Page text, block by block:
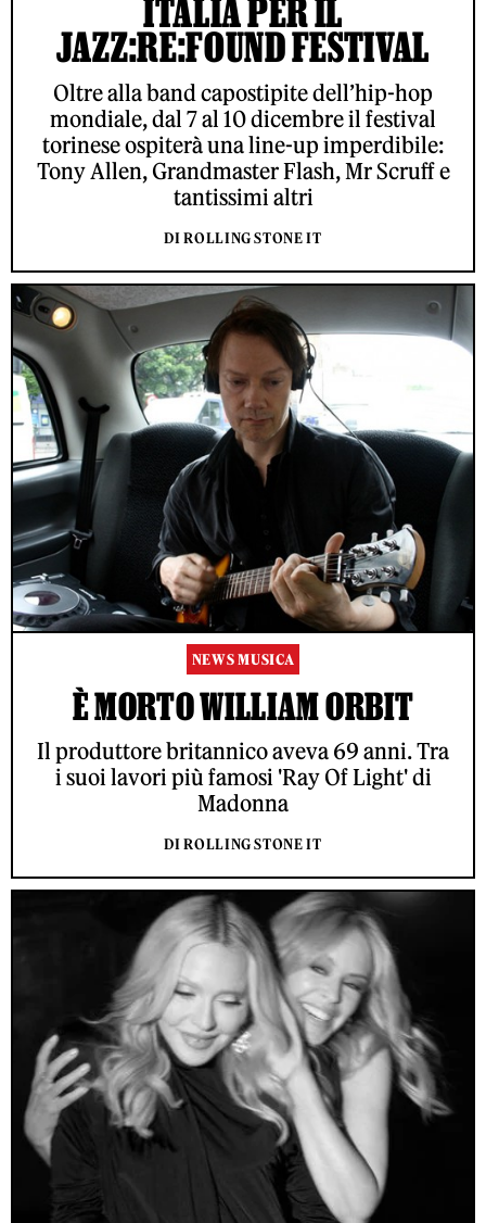
ITALIA PER IL
JAZZ:RE:FOUND FESTIVAL
Oltre alla band capostipite dell’hip-hop
mondiale, dal 7 al 10 dicembre il festival
torinese ospiterà una line-up imperdibile:
Tony Allen, Grandmaster Flash, Mr Scruff e
tantissimi altri
DI ROLLING STONE IT
NEWS MUSICA
È MORTO WILLIAM ORBIT
Il produttore britannico aveva 69 anni. Tra
i suoi lavori più famosi 'Ray Of Light' di
Madonna
DI ROLLING STONE IT